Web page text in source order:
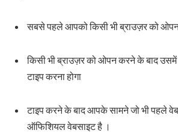
सबसे पहले आपको किसी भी ब्राउज़र को ओपन
किसी भी ब्राउज़र को ओपन करने के बाद
टाइप करना होगा
टाइप करने के बाद आपके सामने जो भी पहले
ऑफिशियल वेबसाइट है ।